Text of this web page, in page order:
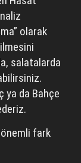
olarak
salatalarda
ya da Bahçe
önemli fark